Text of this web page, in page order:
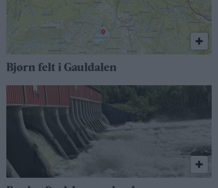
Bjørn felt i Gauldalen